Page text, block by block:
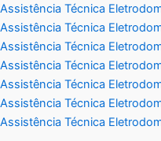
Assistência Técnica
Assistência Técnica
Assistência Técnica
Assistência Técnica
Assistência Técnica
Assistência Técnica
Assistência Técnica